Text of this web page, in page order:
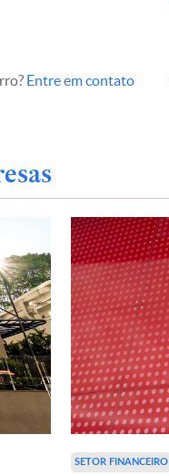
Entre em contato
SETOR FINANCEIRO